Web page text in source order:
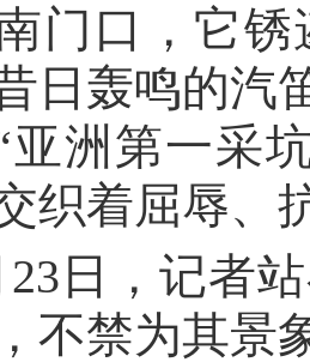
门口，它
日轰鸣的汽
洲第一采坑
织着屈辱、
23日，记者
不禁为其景